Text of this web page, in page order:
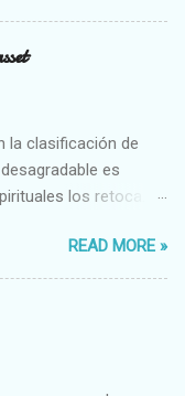
la clasificación de
es
los retoca.
Enfermo Selecto-
a)
Bondadoso-
Leal-Desleal,etc.
READ MORE »